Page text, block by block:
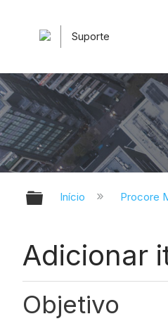
Suporte
Expandir/
Início Procore
Adicionar
Objetivo